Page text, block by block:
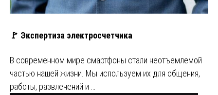
🚩 Экспертиза электросчетчика
В современном мире смартфоны стали неотъемлемой
частью нашей жизни. Мы используем их для общения,
работы, развлечений и …